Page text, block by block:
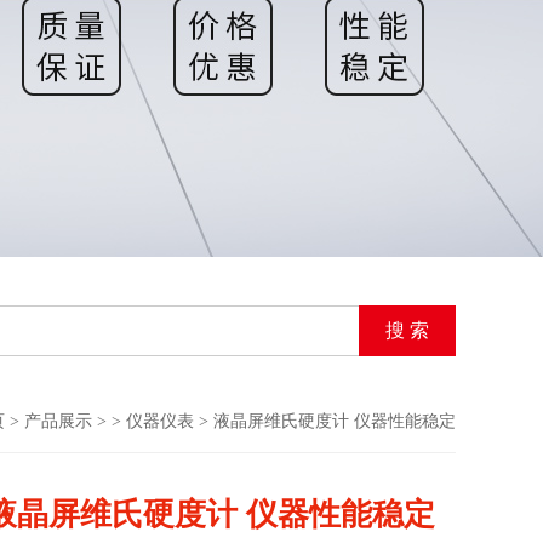
> 产品展示 > > 仪器仪表 > 液晶屏维氏硬度计 仪器性能稳定
晶屏维氏硬度计 仪器性能稳定